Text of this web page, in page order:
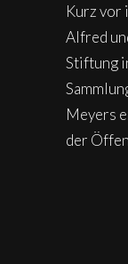
Kurz vor
Alfred
Stiftung
Meyers
der